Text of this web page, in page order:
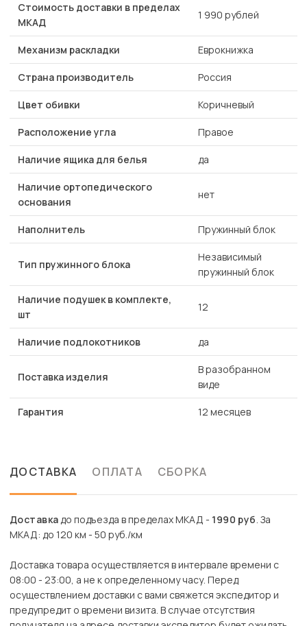
Стоимость доставки в пределах
МКАД
1 990 рублей
Механизм раскладки Еврокнижка
Страна производитель Россия
Цвет обивки Коричневый
Расположение угла Правое
Наличие ящика для белья да
Наличие ортопедического
основания
нет
Наполнитель Пружинный блок
Тип пружинного блока
Независимый
пружинный блок
Наличие подушек в комплекте,
шт
12
Наличие подлокотников да
Поставка изделия
В разобранном
виде
Гарантия 12 месяцев
ДОСТАВКА ОПЛАТА СБОРКА
Доставкадо подъезда в пределах МКАД - 1990 руб. За
МКАД: до 120 км - 50 руб./км
Доставка товара осуществляется в интервале времени с
08:00 - 23:00, а не к определенному часу. Перед
осуществлением доставки с вами свяжется экспедитор и
предупредит о времени визита. В случае отсутствия